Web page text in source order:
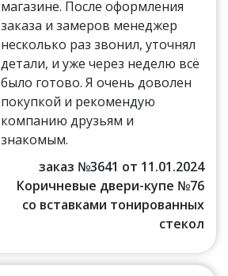
магазине. После оформления
заказа и замеров менеджер
несколько раз звонил, уточнял
детали, и уже через неделю всё
было готово. Я очень доволен
покупкой и рекомендую
компанию друзьям и
знакомым.
заказ №3641 от 11.01.2024
Коричневые двери-купе №76
со вставками тонированных
стекол